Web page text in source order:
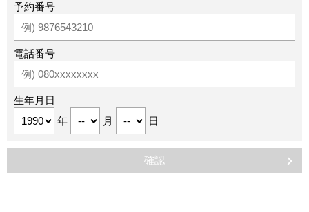
予約番号
電話番号
生年月日
年
月 日